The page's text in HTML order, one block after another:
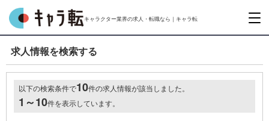
キャラクター業界の求人・転職なら｜キャラ転
求人情報を検索する
以下の検索条件で10件の求人情報が該当しました。
1～10件を表示しています。